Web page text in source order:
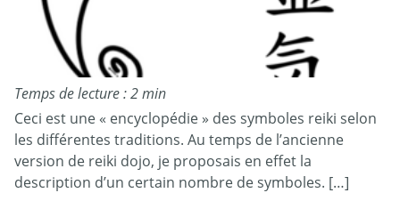
Temps de lecture : 2 min
Ceci est une « encyclopédie » des symboles reiki selon
les différentes traditions. Au temps de l’ancienne
version de reiki dojo, je proposais en effet la
description d’un certain nombre de symboles. […]